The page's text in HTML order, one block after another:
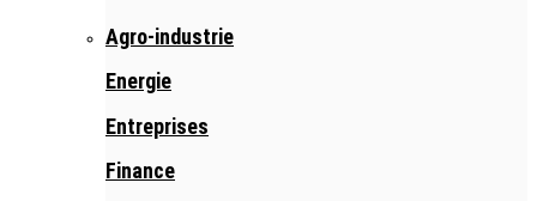
Agro-industrie
Energie
Entreprises
Finance